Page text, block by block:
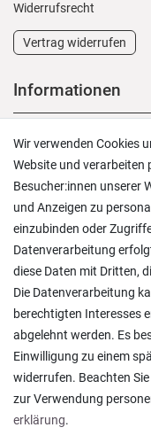
Widerrufs­recht
Vertrag widerrufen
Informationen
Versand und Zahlung
Rücksendungen
Lieferung in die Schweiz
Pflegesymbole
Lagerverkauf
Ratgeber & News
Ein einfach toller
sogar mit
Datum der
Datum der
Wir verwenden Cookies
Website und verarbeiten
Besucher:innen unserer
und Anzeigen zu
einzubinden oder
Datenverarbeitung
diese Daten mit Dritten,
Die Datenverarbeitung
berechtigten Interesses
abgelehnt werden. Es
Einwilligung zu einem
widerrufen. Beachten
zur Verwendung
erklärung.